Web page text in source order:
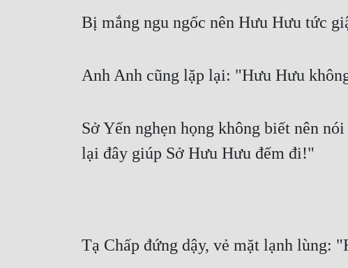
Bị mắng ngu ngốc nên Hưu Hưu tức
Anh Anh cũng lặp lại: "Hưu Hưu
Sở Yến nghẹn họng không biết nên
lại đây giúp Sở Hưu Hưu đếm đi!"
Tạ Chấp đứng dậy, vẻ mặt lạnh lùng: